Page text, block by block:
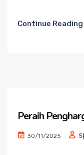
Continue Reading
Peraih
30/11/2025